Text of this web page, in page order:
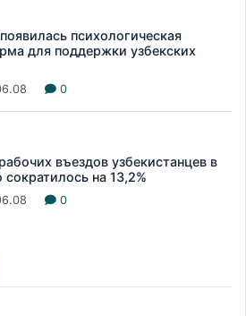
психологическая
для поддержки узбекских
0
въездов узбекистанцев в
на 13,2%
0